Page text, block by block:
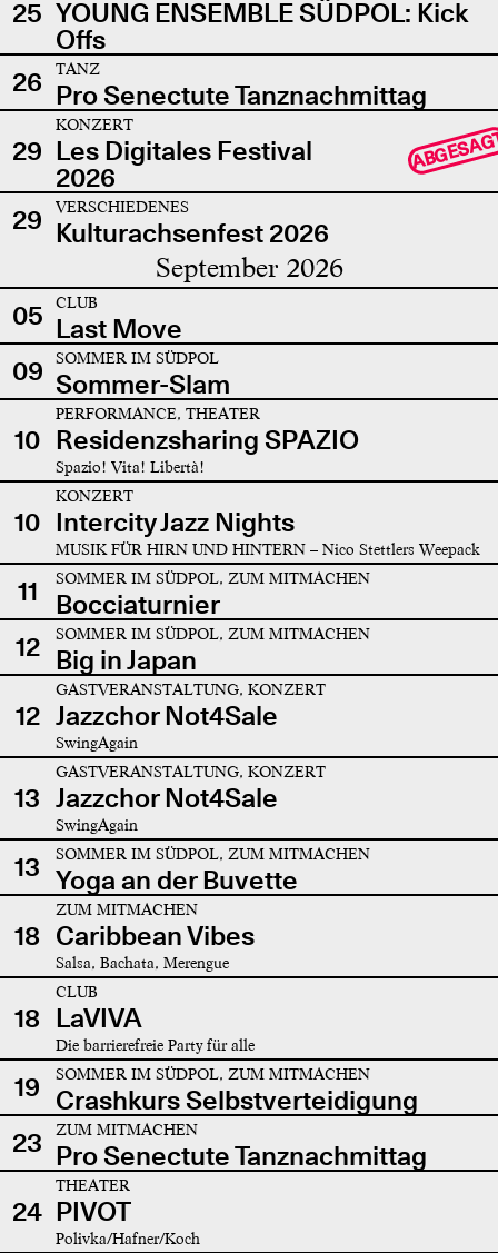
25 YOUNG ENSEMBLE SÜDPOL: Kick
Offs
26
TANZ
Pro Senectute Tanznachmittag
29
KONZERT
Les Digitales Festival
2026
29 VERSCHIEDENES
Kulturachsenfest 2026
September 2026
05 CLUB
Last Move
09
SOMMER IM SÜDPOL
Sommer-Slam
10
PERFORMANCE, THEATER
Residenzsharing SPAZIO
Spazio! Vita! Libertà!
10
KONZERT
Intercity Jazz Nights
MUSIK FÜR HIRN UND HINTERN – Nico Stettlers Weepack
11 SOMMER IM SÜDPOL, ZUM MITMACHEN
Bocciaturnier
12
SOMMER IM SÜDPOL, ZUM MITMACHEN
Big in Japan
12
GASTVERANSTALTUNG, KONZERT
Jazzchor Not4Sale
SwingAgain
13
GASTVERANSTALTUNG, KONZERT
Jazzchor Not4Sale
SwingAgain
13 SOMMER IM SÜDPOL, ZUM MITMACHEN
Yoga an der Buvette
18
ZUM MITMACHEN
Caribbean Vibes
Salsa, Bachata, Merengue
18
CLUB
LaVIVA
Die barrierefreie Party für alle
19 SOMMER IM SÜDPOL, ZUM MITMACHEN
Crashkurs Selbstverteidigung
23
ZUM MITMACHEN
Pro Senectute Tanznachmittag
24
THEATER
PIVOT
Polivka/Hafner/Koch